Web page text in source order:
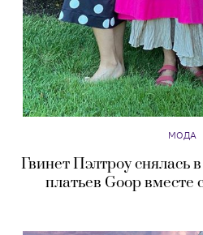
МОДА
Гвинет Пэлтроу снялась
платьев Goop вместе